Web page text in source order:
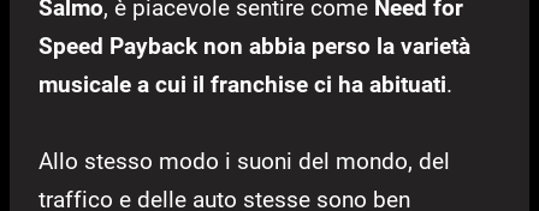
Salmo, è piacevole sentire come Need for
Speed Payback non abbia perso la varietà
musicale a cui il franchise ci ha abituati.
Allo stesso modo i suoni del mondo, del
traffico e delle auto stesse sono ben